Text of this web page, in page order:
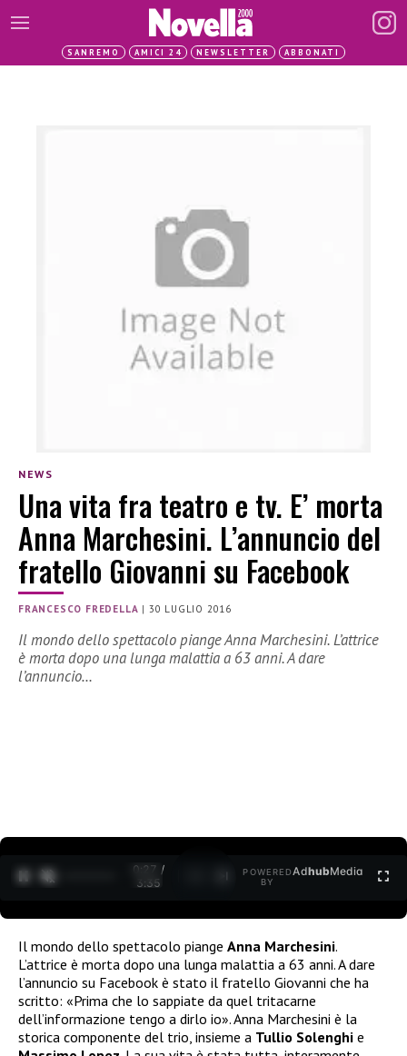
SANREMO AMICI 24 NEWSLETTER ABBONATI
NEWS
Una vita fra teatro e tv. E’ morta
Anna Marchesini. L’annuncio del
fratello Giovanni su Facebook
FRANCESCO FREDELLA | 30 LUGLIO 2016
Il mondo dello spettacolo piange Anna Marchesini. L’attrice
è morta dopo una lunga malattia a 63 anni. A dare
l’annuncio…
0:27 /
3:35
POWERED
BY
AdhubMedia
Il mondo dello spettacolo piange Anna Marchesini.
L’attrice è morta dopo una lunga malattia a 63 anni. A dare
l’annuncio su Facebook è stato il fratello Giovanni che ha
scritto: «Prima che lo sappiate da quel tritacarne
dell’informazione tengo a dirlo io». Anna Marchesini è la
storica componente del trio, insieme a Tullio Solenghi e